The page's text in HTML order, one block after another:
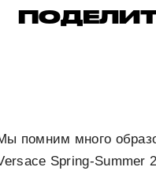
помним много
Spring-Summer